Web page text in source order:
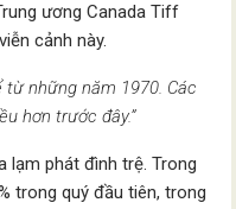
ương Canada Tiff
cảnh này.
từ những năm 1970. Các
hơn trước đây.”
lạm phát đình trệ. Trong
trong quý đầu tiên, trong